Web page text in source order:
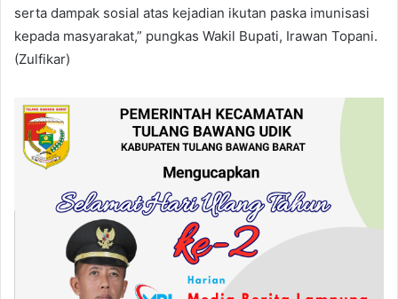
serta dampak sosial atas kejadian ikutan paska imunisasi
kepada masyarakat,” pungkas Wakil Bupati, Irawan Topani.
(Zulfikar)